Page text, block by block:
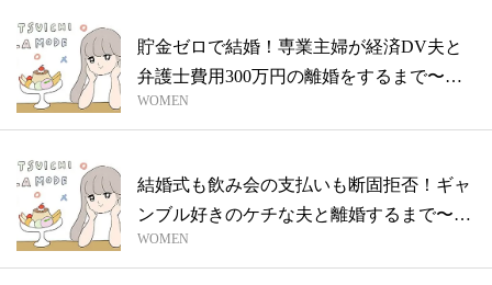
貯金ゼロで結婚！専業主婦が経済DV夫と
弁護士費用300万円の離婚をするまで〜麻
帆...
WOMEN
結婚式も飲み会の支払いも断固拒否！ギャ
ンブル好きのケチな夫と離婚するまで〜麻
衣子...
WOMEN